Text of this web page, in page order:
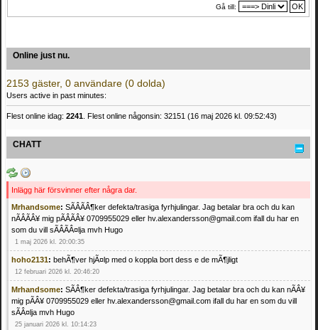
Gå till:
Online just nu.
2153 gäster, 0 användare (0 dolda)
Users active in past minutes:
Flest online idag: 2241 . Flest online någonsin: 32151 (16 maj 2026 kl. 09:52:43)
CHATT
Inlägg här försvinner efter några dar.
Mrhandsome: SÃÂÃÂ¶ker defekta/trasiga fyrhjulingar. Jag betalar bra och du kan
nÃÂÃÂ¥ mig pÃÂÃÂ¥ 0709955029 eller hv.alexandersson@gmail.com ifall du har en
som du vill sÃÂÃÂ¤lja mvh Hugo
1 maj 2026 kl. 20:00:35
hoho2131: behÃ¶ver hjÃ¤lp med o koppla bort dess e de mÃ¶jligt
12 februari 2026 kl. 20:46:20
Mrhandsome: SÃÂ¶ker defekta/trasiga fyrhjulingar. Jag betalar bra och du kan nÃÂ¥
mig pÃÂ¥ 0709955029 eller hv.alexandersson@gmail.com ifall du har en som du vill
sÃÂ¤lja mvh Hugo
25 januari 2026 kl. 10:14:23